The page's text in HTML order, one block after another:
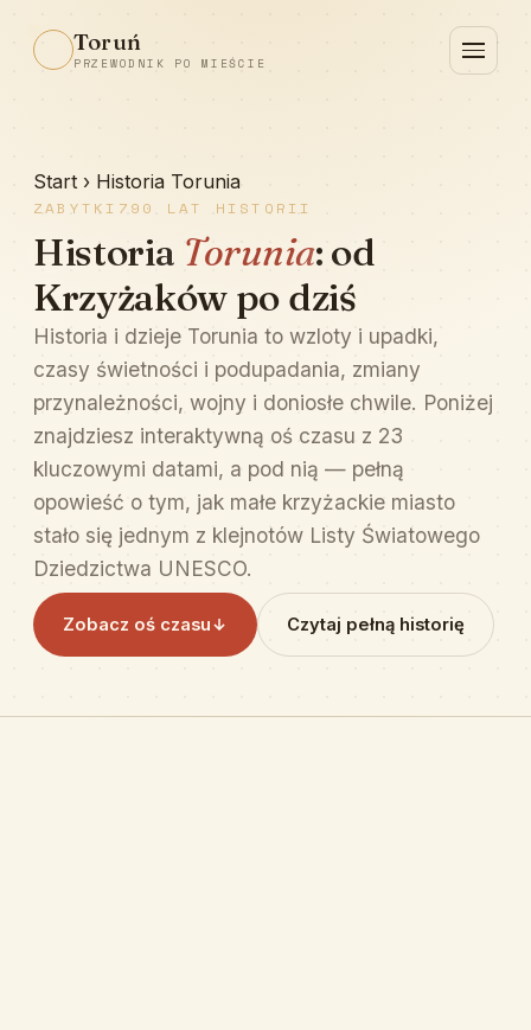
Toruń
PRZEWODNIK PO MIEŚCIE
Start › Historia Torunia
ZABYTKI 790 LAT HISTORII
Historia Torunia: od
Krzyżaków po dziś
Historia i dzieje Torunia to wzloty i upadki,
czasy świetności i podupadania, zmiany
przynależności, wojny i doniosłe chwile. Poniżej
znajdziesz interaktywną oś czasu z 23
kluczowymi datami, a pod nią — pełną
opowieść o tym, jak małe krzyżackie miasto
stało się jednym z klejnotów Listy Światowego
Dziedzictwa UNESCO.
Zobacz oś czasu Czytaj pełną historię